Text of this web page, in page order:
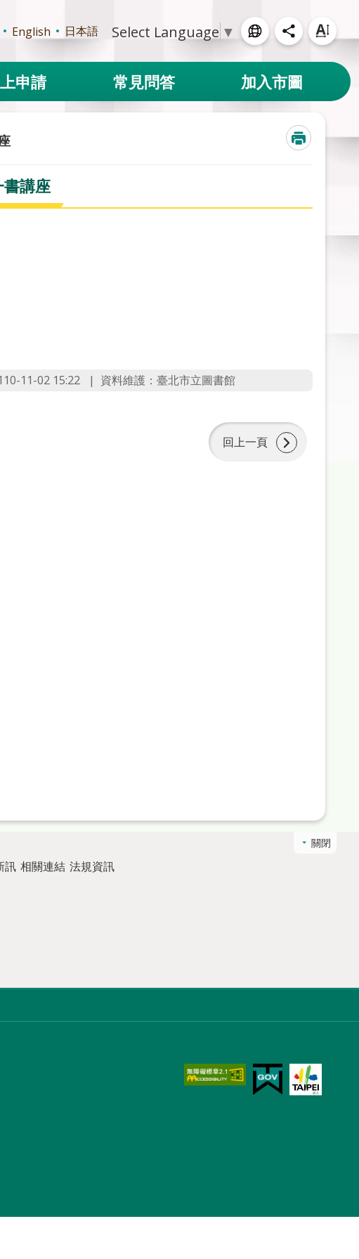
English 日本語 Select Language ▼
申請 常見問答 加入市圖
講座
11-02 15:22 資料維護：臺北市立圖書館
回上一頁
關閉
訊 相關連結 法規資訊